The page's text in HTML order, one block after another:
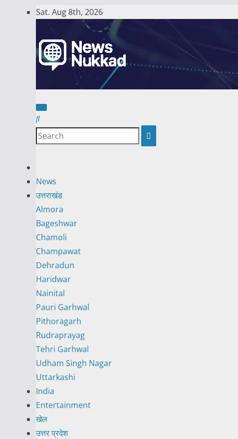
Skip
content
Sat. Aug 8th, 2026
News
उत्तराखंड
Almora
Bageshwar
Chamoli
Champawat
Dehradun
Haridwar
Nainital
Pauri Garhwal
Pithoragarh
Rudraprayag
Tehri Garhwal
Udham Singh Nagar
Uttarkashi
India
Entertainment
खेल
उत्तर प्रदेश